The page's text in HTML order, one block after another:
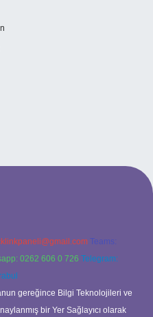
Teams:
0262 606 0 726 Telegram:
gereğince Bilgi Teknolojileri ve
bir Yer Sağlayıcı olarak